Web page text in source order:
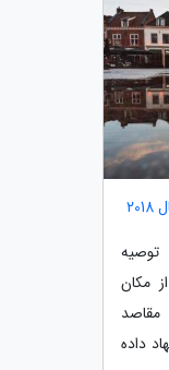
مکان
مقاصد
داده